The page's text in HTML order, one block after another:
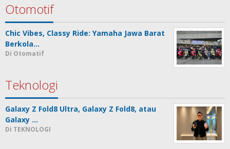
Otomotif
Chic Vibes, Classy Ride: Yamaha Jawa Barat
Berkola…
Di Otomatif
Teknologi
Galaxy Z Fold8 Ultra, Galaxy Z Fold8, atau
Galaxy …
Di TEKNOLOGI